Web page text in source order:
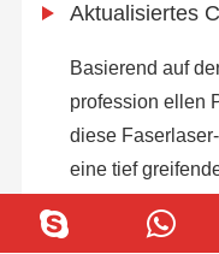
Aktualisiertes
Basierend auf
profession ellen
diese
eine tief
erhalten. Es
modus,